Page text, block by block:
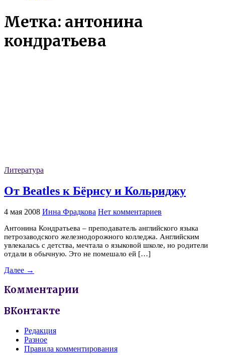
Метка: антонина
кондратьева
Литература
От Beatles к Бёрнсу и Кольриджу
4 мая 2008 Инна Фрадкова Нет комментариев
Антонина Кондратьева – преподаватель английского языка
петрозаводского железнодорожного колледжа. Английским
увлекалась с детства, мечтала о языковой школе, но родители
отдали в обычную. Это не помешало ей […]
Далее →
Комментарии
ВКонтакте
Редакция
Разное
Правила комментирования